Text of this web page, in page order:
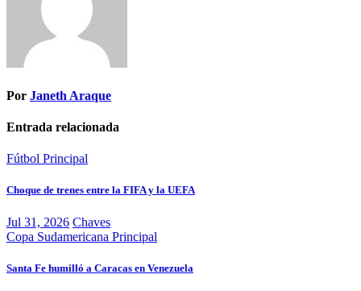
Por Janeth Araque
Entrada relacionada
Fútbol Principal
Choque de trenes entre la FIFA y la UEFA
Jul 31, 2026 Chaves
Copa Sudamericana Principal
Santa Fe humilló a Caracas en Venezuela